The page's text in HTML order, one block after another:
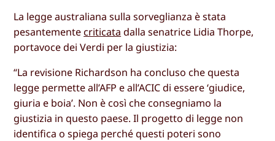
La legge australiana sulla sorveglianza è stata
pesantemente criticata dalla senatrice Lidia Thorpe,
portavoce dei Verdi per la giustizia:
“La revisione Richardson ha concluso che questa
legge permette all’AFP e all’ACIC di essere ‘giudice,
giuria e boia’. Non è così che consegniamo la
giustizia in questo paese. Il progetto di legge non
identifica o spiega perché questi poteri sono